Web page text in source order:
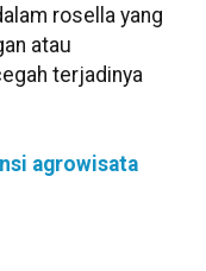
rosella yang
atau
terjadinya
agrowisata